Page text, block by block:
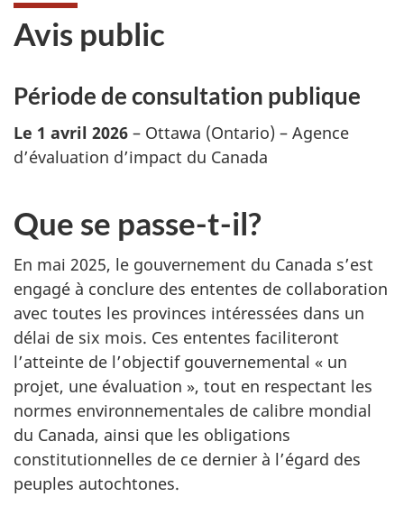
Avis public
Période de consultation publique
Le 1 avril 2026 – Ottawa (Ontario) – Agence
d’évaluation d’impact du Canada
Que se passe-t-il?
En mai 2025, le gouvernement du Canada s’est
engagé à conclure des ententes de collaboration
avec toutes les provinces intéressées dans un
délai de six mois. Ces ententes faciliteront
l’atteinte de l’objectif gouvernemental « un
projet, une évaluation », tout en respectant les
normes environnementales de calibre mondial
du Canada, ainsi que les obligations
constitutionnelles de ce dernier à l’égard des
peuples autochtones.